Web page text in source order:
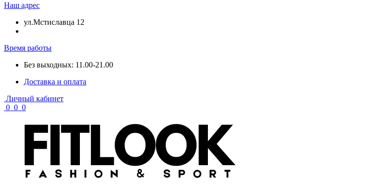
Наш адрес
ул.Мстиславца 12
Время работы
Без выходных: 11.00-21.00
Доставка и оплата
Личный кабинет
0 0 0